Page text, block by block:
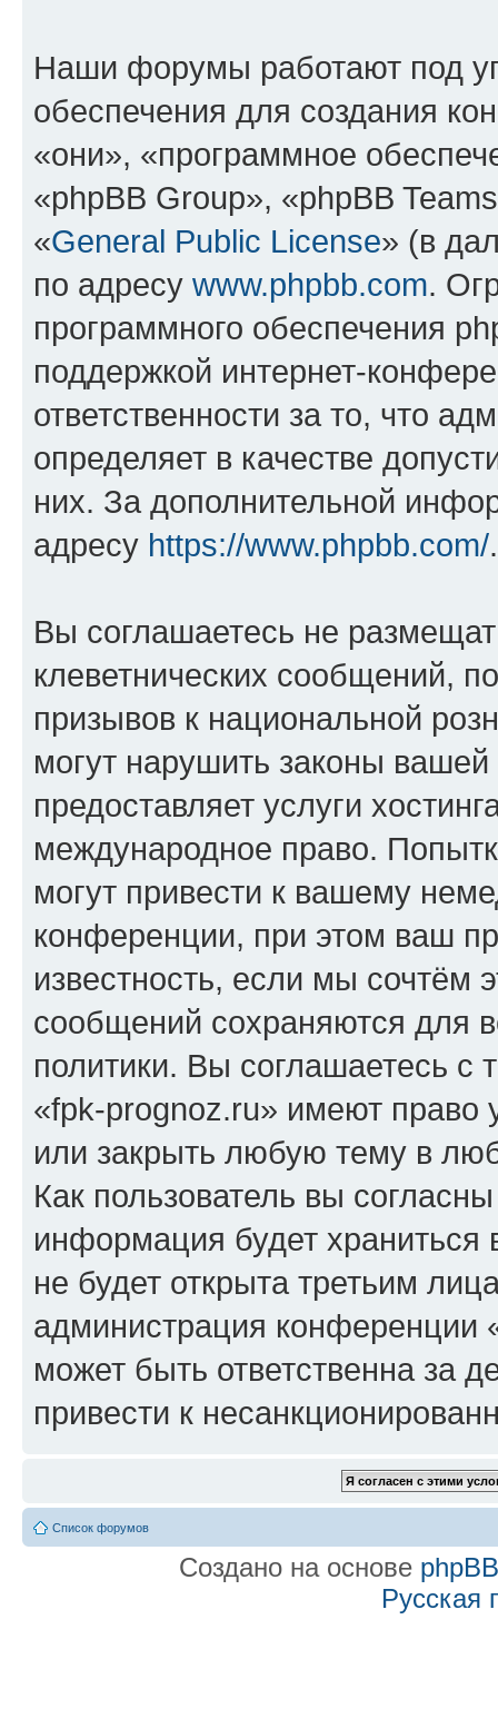
Наши форумы работают под
обеспечения для создания
«они», «программное
«phpBB Group», «phpBB
«General Public License» (в
по адресу www.phpbb.com.
программного обеспечения
поддержкой интернет-
ответственности за то, что
определяет в качестве
них. За дополнительной
адресу https://www.phpbb.com/.
Вы соглашаетесь не
клеветнических сообщений,
призывов к национальной
могут нарушить законы
предоставляет услуги
международное право.
могут привести к вашему
конференции, при этом ваш
известность, если мы сочтём
сообщений сохраняются для
политики. Вы соглашаетесь
«fpk-prognoz.ru» имеют право
или закрыть любую тему в
Как пользователь вы
информация будет
не будет открыта третьим
администрация конференции
может быть ответственна за
привести к
Список форумов
Создано на основе phpBB
Русская